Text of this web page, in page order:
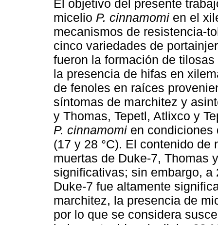
El objetivo del presente
micelio P. cinnamomi en el
mecanismos de resistencia-
cinco variedades de
fueron la formación de
la presencia de hifas en
de fenoles en raíces
síntomas de marchitez y
y Thomas, Tepetl, Atlixco y
P. cinnamomi en condiciones
(17 y 28 °C). El contenido
muertas de Duke-7, Thomas
significativas; sin embargo, a
Duke-7 fue altamente
marchitez, la presencia de
por lo que se considera